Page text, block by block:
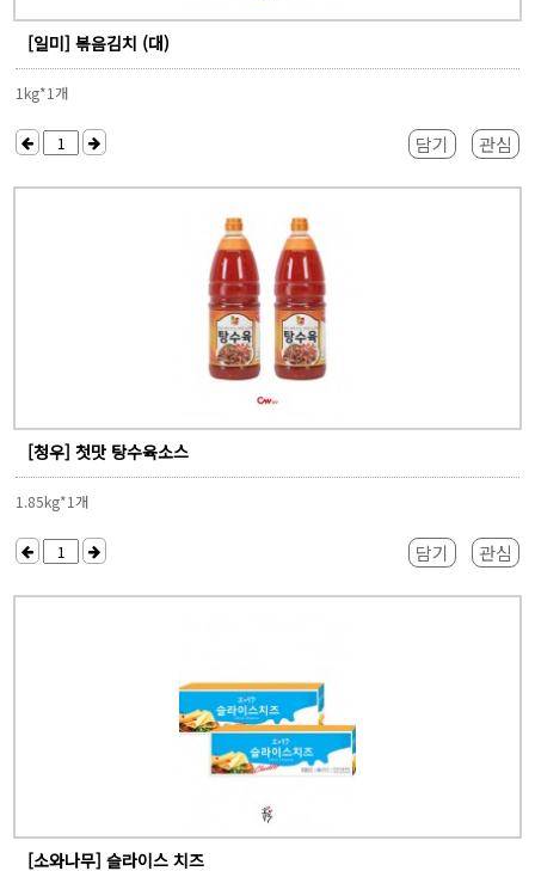
[일미] 볶음김치 (대)
1kg*1개
담기 관심
[청우] 첫맛 탕수육소스
1.85kg*1개
담기 관심
[소와나무] 슬라이스 치즈